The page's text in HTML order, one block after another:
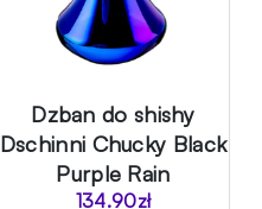
Dzban do shishy
Dschinni Chucky Black
Purple Rain
134.90zł